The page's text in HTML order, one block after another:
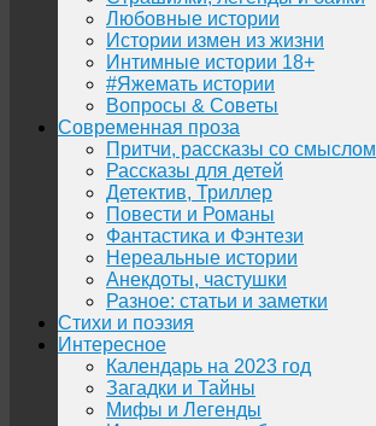
Любовные истории
Истории измен из жизни
Интимные истории 18+
#Яжемать истории
Вопросы & Советы
Современная проза
Притчи, рассказы со смыслом
Рассказы для детей
Детектив, Триллер
Повести и Романы
Фантастика и Фэнтези
Нереальные истории
Анекдоты, частушки
Разное: статьи и заметки
Стихи и поэзия
Интересное
Календарь на 2023 год
Загадки и Тайны
Мифы и Легенды